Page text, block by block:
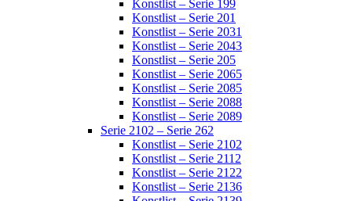
Konstlist – Serie 199
Konstlist – Serie 201
Konstlist – Serie 2031
Konstlist – Serie 2043
Konstlist – Serie 205
Konstlist – Serie 2065
Konstlist – Serie 2085
Konstlist – Serie 2088
Konstlist – Serie 2089
Serie 2102 – Serie 262
Konstlist – Serie 2102
Konstlist – Serie 2112
Konstlist – Serie 2122
Konstlist – Serie 2136